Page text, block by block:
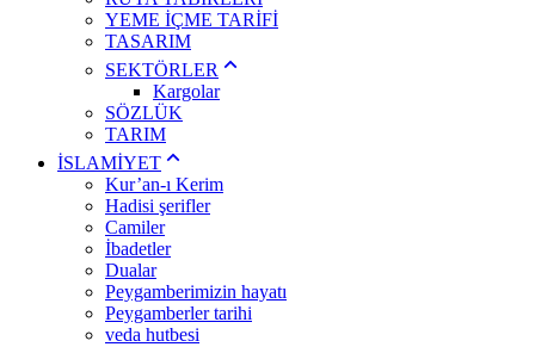
YEME İÇME TARİFİ
TASARIM
SEKTÖRLER
Kargolar
SÖZLÜK
TARIM
İSLAMİYET
Kur’an-ı Kerim
Hadisi şerifler
Camiler
İbadetler
Dualar
Peygamberimizin hayatı
Peygamberler tarihi
veda hutbesi